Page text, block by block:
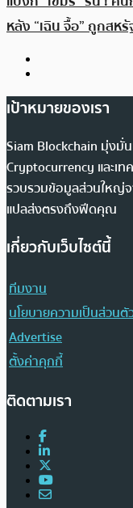
หลัง “เฉิน จื้อ” ถูกสห
เป้าหมายของเรา
Siam Blockchain มุ่งมั่
Cryptocurrency และเท
รวบรวมข้อมูลส่วนใหญ่จ
แปลส่งตรงถึงฟีดคุณ
เกี่ยวกับเว็บไซต์นี้
ทีมงาน
นโยบายความเป็นส่วนตั
Advertise
ตั้งค่าคุกกี้
ติดตามเรา